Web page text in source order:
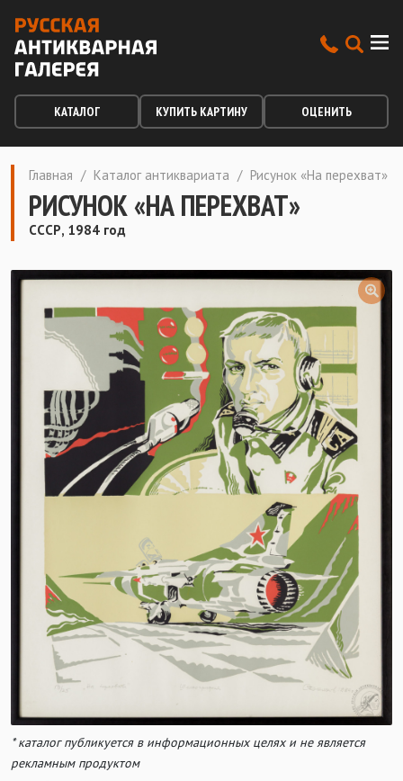
КАТАЛОГ КУПИТЬ КАРТИНУ ОЦЕНИТЬ
Главная / Каталог антиквариата / Рисунок «На перехват»
РИСУНОК «НА ПЕРЕХВАТ»
СССР, 1984 год
* каталог публикуется в информационных целях и не является
рекламным продуктом